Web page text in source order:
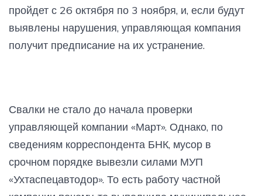
пройдет с 26 октября по 3 ноября, и, если будут
выявлены нарушения, управляющая компания
получит предписание на их устранение.
Свалки не стало до начала проверки
управляющей компании «Март». Однако, по
сведениям корреспондента БНК, мусор в
срочном порядке вывезли силами МУП
«Ухтаспецавтодор». То есть работу частной